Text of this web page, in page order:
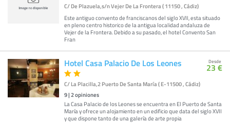
C/ De Plazuela,s/n Vejer De La Frontera ( 11150 , Cádiz)
Este antiguo convento de franciscanos del siglo XVII, esta situado
en pleno centro historico de la antigua localidad andaluza de
Vejer de la Frontera. Debido a su pasado, el hotel Convento San
Fran
Hotel Casa Palacio De Los Leones
C/ La Placilla,2 Puerto De Santa María ( E-11500 , Cádiz)
9|2opiniones
La Casa Palacio de los Leones se encuentra en El Puerto de Santa
María y ofrece un alojamiento en un edificio que data del siglo XVII
y que dispone tanto de una galería de arte propia
Desde
23 €